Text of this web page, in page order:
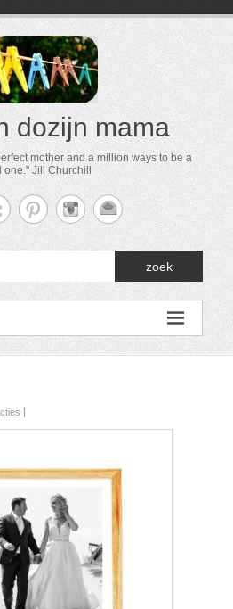
dozijn mama
mother and a million ways to be a
one." Jill Churchill
zoek